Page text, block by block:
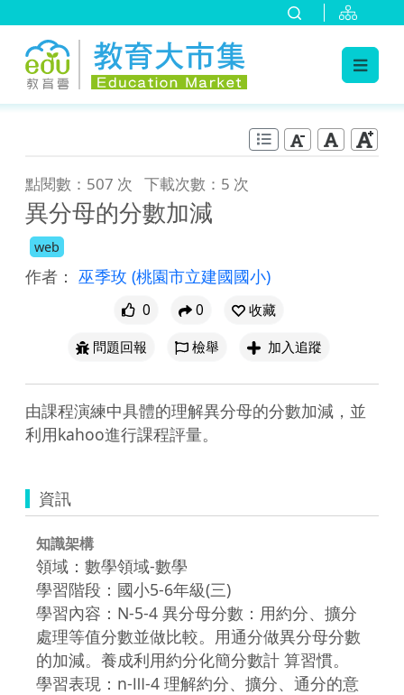
點閱數：507 次 下載次數：5 次
異分母的分數加減
web
作者： 巫季玫 (桃園市立建國國小)
0 0
收藏
問題回報
檢舉 加入追蹤
由課程演練中具體的理解異分母的分數加減，並
利用kahoo進行課程評量。
資訊
知識架構
領域：數學領域-數學
學習階段：國小5-6年級(三)
學習內容：N-5-4 異分母分數：用約分、擴分
處理等值分數並做比較。用通分做異分母分數
的加減。養成利用約分化簡分數計 算習慣。
學習表現：n-Ⅲ-4 理解約分、擴分、通分的意